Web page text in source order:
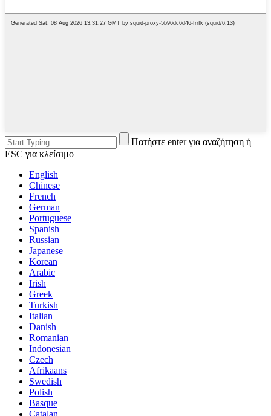
Πατήστε enter για αναζήτηση ή
ESC για κλείσιμο
English
Chinese
French
German
Portuguese
Spanish
Russian
Japanese
Korean
Arabic
Irish
Greek
Turkish
Italian
Danish
Romanian
Indonesian
Czech
Afrikaans
Swedish
Polish
Basque
Catalan